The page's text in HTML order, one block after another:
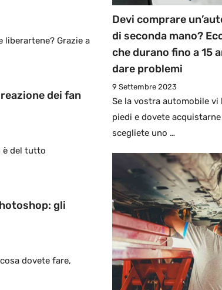
liberartene? Grazie a
dei fan
è del tutto
gli
dovete fare,
Devi comprare
di seconda mano?
che durano fino a 15
dare problemi
9 Settembre 2023
Se la vostra automobile vi
piedi e dovete acquistarne
scegliete uno …